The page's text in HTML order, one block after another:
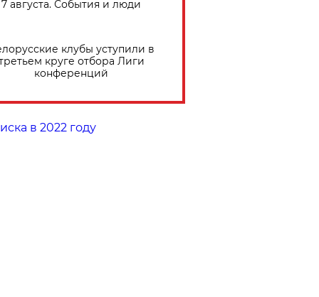
7 августа. События и люди
клубы уступили в
круге отбора Лиги
конференций